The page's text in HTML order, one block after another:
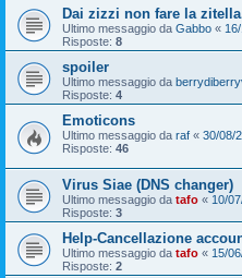
Dai zizzi non fare la
Ultimo messaggio da Gabbo «
Risposte: 8
spoiler
Ultimo messaggio da
Risposte: 4
Emoticons
Ultimo messaggio da raf « 30/08/
Risposte: 46
Virus Siae (DNS changer)
Ultimo messaggio da tafo « 10/
Risposte: 3
Help-Cancellazione
Ultimo messaggio da tafo « 15/
Risposte: 2